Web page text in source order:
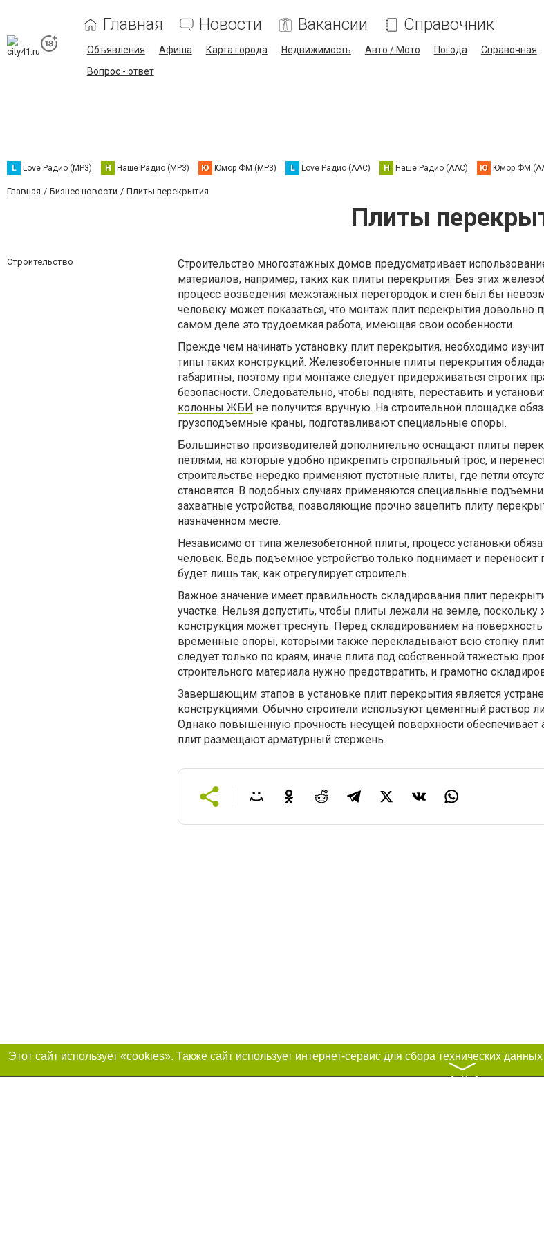
Главная Новости Вакансии Справочник
Объявления Афиша Карта города Недвижимость Авто / Мото Погода Справочная
Вопрос - ответ
L Love Радио (MP3) Н Наше Радио (MP3) Ю Юмор ФМ (MP3) L Love Радио (AAC) Н Наше Радио (AAC) Ю Юмор ФМ
Главная Бизнес новости Плиты перекрытия
Плиты
Строительство
Строительство многоэтажных домов предусматривает
материалов, например, таких как плиты перекрытия. Без этих
процесс возведения межэтажных перегородок и стен был бы
человеку может показаться, что монтаж плит перекрытия довольно
самом деле это трудоемкая работа, имеющая свои особенности.
Прежде чем начинать установку плит перекрытия, необходимо
типы таких конструкций. Железобетонные плиты перекрытия
габаритны, поэтому при монтаже следует придерживаться строгих
безопасности. Следовательно, чтобы поднять, переставить и
колонны ЖБИ не получится вручную. На строительной площадке
грузоподъемные краны, подготавливают специальные опоры.
Большинство производителей дополнительно оснащают плиты
петлями, на которые удобно прикрепить стропальный трос, и
строительстве нередко применяют пустотные плиты, где петли
становятся. В подобных случаях применяются специальные
захватные устройства, позволяющие прочно зацепить плиту
назначенном месте.
Независимо от типа железобетонной плиты, процесс установки
человек. Ведь подъемное устройство только поднимает и переносит
будет лишь так, как отрегулирует строитель.
Важное значение имеет правильность складирования плит
участке. Нельзя допустить, чтобы плиты лежали на земле, поскольку
конструкция может треснуть. Перед складированием на
временные опоры, которыми также перекладывают всю стопку
следует только по краям, иначе плита под собственной тяжестью
строительного материала нужно предотвратить, и грамотно
Завершающим этапов в установке плит перекрытия является
конструкциями. Обычно строители используют цементный раствор
Однако повышенную прочность несущей поверхности обеспечивает
плит размещают арматурный стержень.
〉